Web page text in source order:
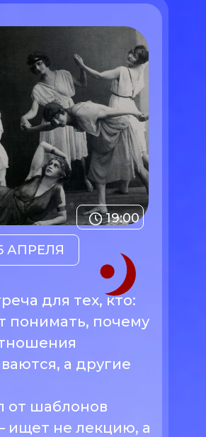
для тех, кто:
понимать, почему
а другие
от шаблонов
ищет не лекцию, а
АПРЕЛЯ
19:00